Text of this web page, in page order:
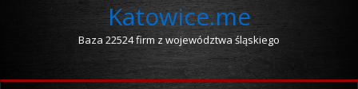
Katowice.me
Baza 22524 firm z województwa śląskiego